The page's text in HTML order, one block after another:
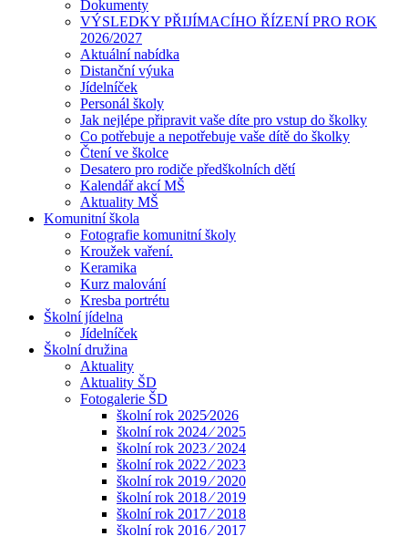
Dokumenty
VÝSLEDKY PŘIJÍMACÍHO ŘÍZENÍ PRO ROK
2026/2027
Aktuální nabídka
Distanční výuka
Jídelníček
Personál školy
Jak nejlépe připravit vaše díte pro vstup do školky
Co potřebuje a nepotřebuje vaše dítě do školky
Čtení ve školce
Desatero pro rodiče předškolních dětí
Kalendář akcí MŠ
Aktuality MŠ
Komunitní škola
Fotografie komunitní školy
Kroužek vaření.
Keramika
Kurz malování
Kresba portrétu
Školní jídelna
Jídelníček
Školní družina
Aktuality
Aktuality ŠD
Fotogalerie ŠD
školní rok 2025⁄2026
školní rok 2024 ⁄ 2025
školní rok 2023 ⁄ 2024
školní rok 2022 ⁄ 2023
školní rok 2019 ⁄ 2020
školní rok 2018 ⁄ 2019
školní rok 2017 ⁄ 2018
školní rok 2016 ⁄ 2017